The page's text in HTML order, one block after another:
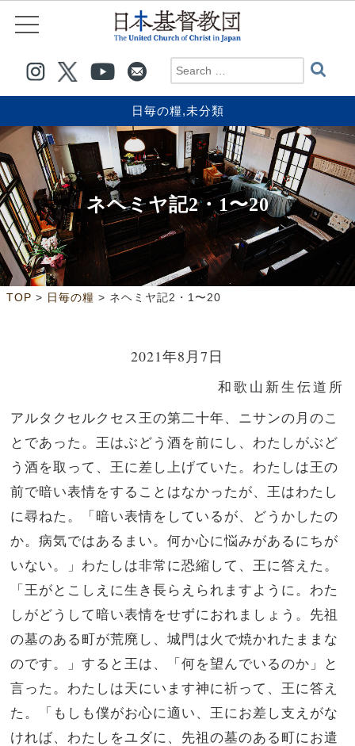
日毎の糧,未分類
ネヘミヤ記2・1〜20
TOP > 日毎の糧 > ネヘミヤ記2・1〜20
2021年8月7日
和歌山新生伝道所
アルタクセルクセス王の第二十年、ニサンの月のこ
とであった。王はぶどう酒を前にし、わたしがぶど
う酒を取って、王に差し上げていた。わたしは王の
前で暗い表情をすることはなかったが、王はわたし
に尋ねた。「暗い表情をしているが、どうかしたの
か。病気ではあるまい。何か心に悩みがあるにちが
いない。」わたしは非常に恐縮して、王に答えた。
「王がとこしえに生き長らえられますように。わた
しがどうして暗い表情をせずにおれましょう。先祖
の墓のある町が荒廃し、城門は火で焼かれたままな
のです。」すると王は、「何を望んでいるのか」と
言った。わたしは天にいます神に祈って、王に答え
た。「もしも僕がお心に適い、王にお差し支えがな
ければ、わたしをユダに、先祖の墓のある町にお遣